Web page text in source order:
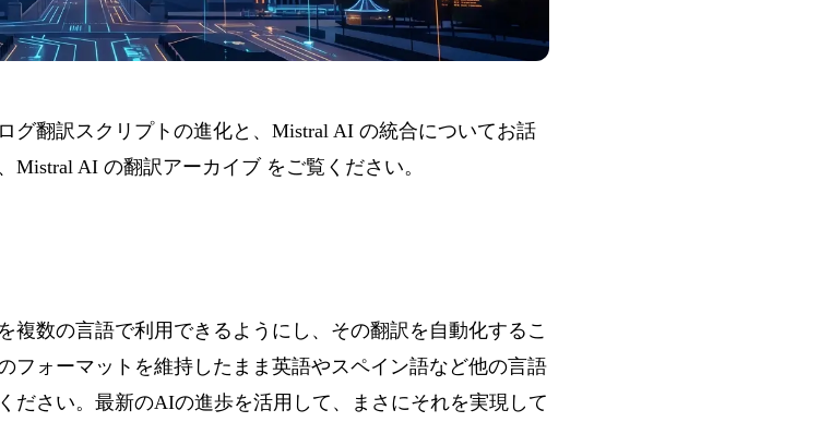
グ翻訳スクリプトの進化と、Mistral AI の統合についてお話
Mistral AI の翻訳アーカイブをご覧ください。
複数の言語で利用できるようにし、その翻訳を自動化するこ
フォーマットを維持したまま英語やスペイン語など他の言語
ださい。最新のAIの進歩を活用して、まさにそれを実現して